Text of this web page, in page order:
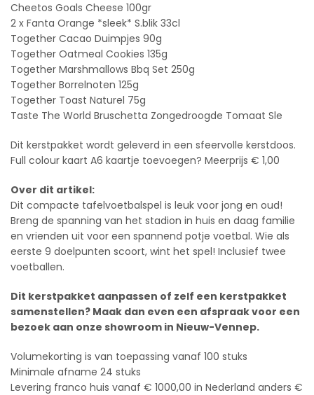
Cheetos Goals Cheese 100gr
2 x Fanta Orange *sleek* S.blik 33cl
Together Cacao Duimpjes 90g
Together Oatmeal Cookies 135g
Together Marshmallows Bbq Set 250g
Together Borrelnoten 125g
Together Toast Naturel 75g
Taste The World Bruschetta Zongedroogde Tomaat Sle
Dit kerstpakket wordt geleverd in een sfeervolle kerstdoos.
Full colour kaart A6 kaartje toevoegen? Meerprijs € 1,00
Over dit artikel:
Dit compacte tafelvoetbalspel is leuk voor jong en oud!
Breng de spanning van het stadion in huis en daag familie
en vrienden uit voor een spannend potje voetbal. Wie als
eerste 9 doelpunten scoort, wint het spel! Inclusief twee
voetballen.
Dit kerstpakket aanpassen of zelf een kerstpakket
samenstellen? Maak dan even een afspraak voor een
bezoek aan onze showroom in Nieuw-Vennep.
Volumekorting is van toepassing vanaf 100 stuks
Minimale afname 24 stuks
Levering franco huis vanaf € 1000,00 in Nederland anders €